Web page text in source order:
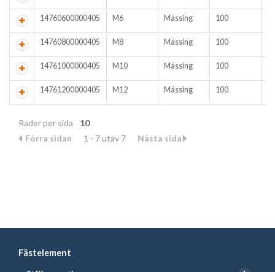
Fästelement
14760600000405 M6 Mässing 100
14760800000405 M8 Mässing 100
14761000000405 M10 Mässing 100
14761200000405 M12 Mässing 100
Rader per sida
10
Förra sidan
1 - 7 utav 7 Nästa sida